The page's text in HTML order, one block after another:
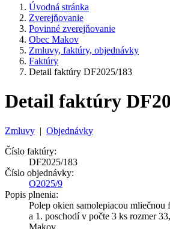
Úvodná stránka
Zverejňovanie
Povinné zverejňovanie
Obec Makov
Zmluvy, faktúry, objednávky
Faktúry
Detail faktúry DF2025/183
Detail faktúry
Zmluvy | Objednávky
Číslo faktúry:
DF2025/183
Číslo objednávky:
O2025/9
Popis plnenia:
Polep okien samolepiacou
a 1. poschodí v počte 3 ks rozmer
Makov